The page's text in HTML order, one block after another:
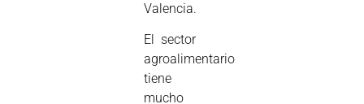
Valencia.
El sector
agroalimentario
tiene
mucho